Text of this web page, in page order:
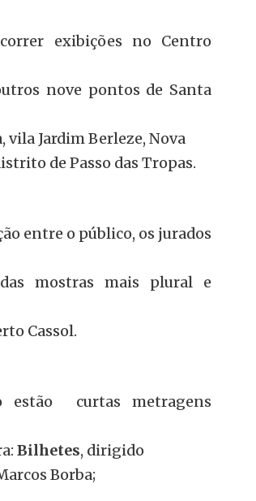
exibições no Centro
nove pontos de Santa
vila Jardim Berleze, Nova
de Passo das Tropas.
entre o público, os jurados
mostras mais plural e
Cassol.
estão curtas metragens
Bilhetes, dirigido
Borba;